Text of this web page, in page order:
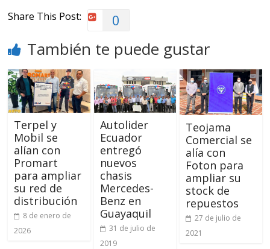
Share This Post: 0
También te puede gustar
Terpel y
Mobil se
alían con
Promart
para ampliar
su red de
distribución
8 de enero de
2026
Autolider
Ecuador
entregó
nuevos
chasis
Mercedes-
Benz en
Guayaquil
31 de julio de
2019
Teojama
Comercial se
alía con
Foton para
ampliar su
stock de
repuestos
27 de julio de
2021